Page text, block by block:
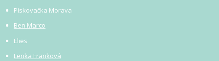
Pískovačka Morava
Ben Marco
Elies
Lenka Franková